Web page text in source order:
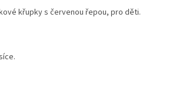
křupky s červenou řepou, pro děti.